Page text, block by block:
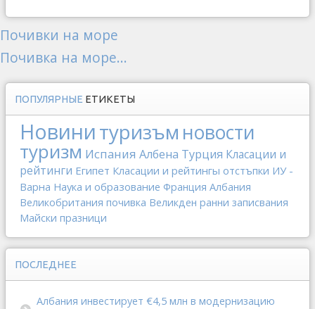
Почивки на море
Почивка на море...
ПОПУЛЯРНЫЕ ЕТИКЕТЫ
Новинитуризъм новости
туризм Испания Албена Турция Класации и
рейтинги Египет Класации и рейтингы отстъпки ИУ -
Варна Наука и образование Франция Албания
Великобритания почивка Великден ранни записвания
Майски празници
ПОСЛЕДНЕЕ
Албания инвестирует €4,5 млн в модернизацию